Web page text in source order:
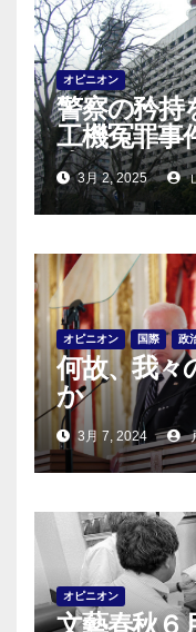
ョ
ン
オピニオン
警察の矜
工機冤罪事
決！
3月 2, 2025
オピニオン 国際 政
何故、我々
か
3月 7, 2024
オピニオン
文藝春秋６